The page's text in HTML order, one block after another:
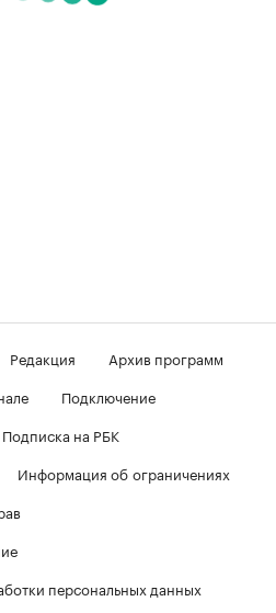
Редакция
Архив программ
Подключение
Подписка на РБК
Информация об ограничениях
персональных данных